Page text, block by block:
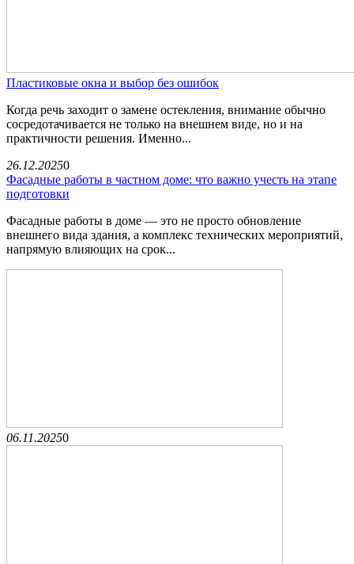
Пластиковые окна и выбор без ошибок
Когда речь заходит о замене остекления, внимание обычно
сосредотачивается не только на внешнем виде, но и на
практичности решения. Именно...
26.12.20250
Фасадные работы в частном доме: что важно учесть на этапе
подготовки
Фасадные работы в доме — это не просто обновление
внешнего вида здания, а комплекс технических мероприятий,
напрямую влияющих на срок...
06.11.20250